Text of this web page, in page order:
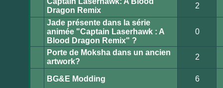
non
Aucun
message
non
Dragon Remix
2
Aucun
message
non
Jade présente dans la série
animée "Captain Laserhawk : A
Blood Dragon Remix" ?
0
Aucun
message
non
Porte de Moksha dans un ancien
artwork?
2
BG&E Modding 6